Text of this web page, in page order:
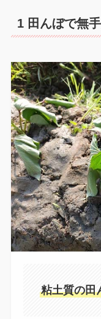
1 田んぼで無
粘土質の田